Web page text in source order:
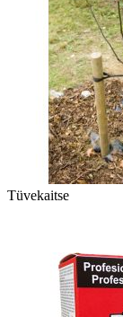
Tüvekaitse